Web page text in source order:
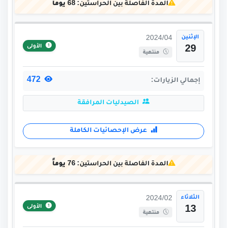
المدة الفاصلة بين الحراستين:68 يوماً
الإثنين
29
2024/04
منتهية
الأولى
إجمالي الزيارات:
الصيدليات المرافقة
عرض الإحصائيات الكاملة
المدة الفاصلة بين الحراستين:76 يوماً
الثلاثاء
13
2024/02
منتهية
الأولى